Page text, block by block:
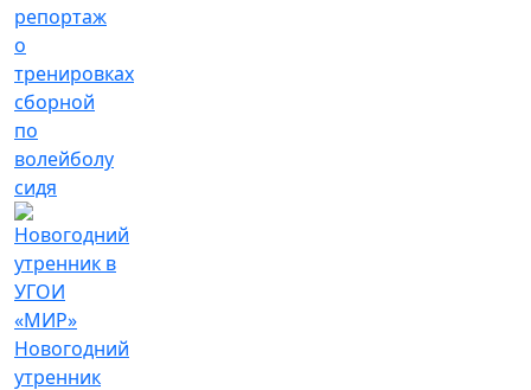
репортаж
о
тренировках
сборной
по
волейболу
сидя
Новогодний
утренник